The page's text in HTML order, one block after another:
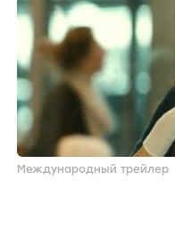
Международный трейлер